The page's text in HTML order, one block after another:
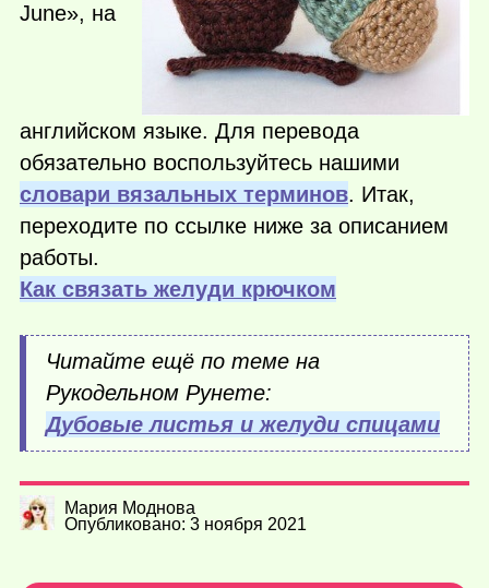
June», на
английском языке. Для перевода
обязательно воспользуйтесь нашими
словари вязальных терминов. Итак,
переходите по ссылке ниже за описанием
работы.
Как связать желуди крючком
Читайте ещё по теме на
Рукодельном Рунете:
Дубовые листья и желуди спицами
Мария Моднова
Опубликовано: 3 ноября 2021